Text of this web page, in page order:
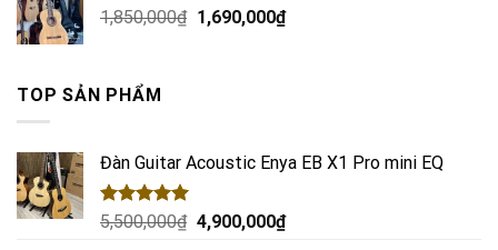
1,850,000₫ 1,690,000₫
TOP SẢN PHẨM
Đàn Guitar Acoustic Enya EB X1 Pro mini EQ
Rated5.00
5,500,000₫ 4,900,000₫